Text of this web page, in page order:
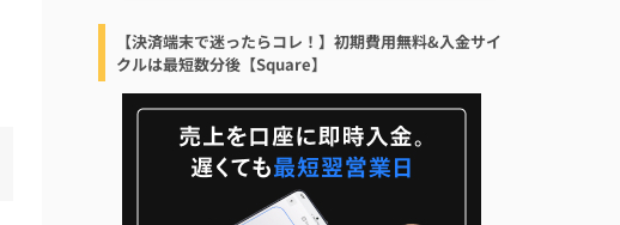
【決済端末で迷ったらコレ！】初期費用無料&入金サイ
クルは最短数分後【Square】